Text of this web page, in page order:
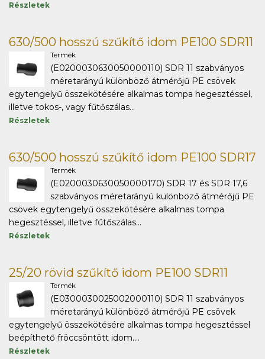
Részletek
630/500 hosszú szűkítő idom PE100 SDR11
Termék
(E0200030630050000110) SDR 11 szabványos
méretarányú különböző átmérőjű PE csövek
egytengelyű összekötésére alkalmas tompa hegesztéssel,
illetve tokos-, vagy fűtőszálas...
Részletek
630/500 hosszú szűkítő idom PE100 SDR17
Termék
(E0200030630050000170) SDR 17 és SDR 17,6
szabványos méretarányú különböző átmérőjű PE
csövek egytengelyű összekötésére alkalmas tompa
hegesztéssel, illetve fűtőszálas...
Részletek
25/20 rövid szűkítő idom PE100 SDR11
Termék
(E0300030025002000110) SDR 11 szabványos
méretarányú különböző átmérőjű PE csövek
egytengelyű összekötésére alkalmas tompa hegesztéssel
beépíthető fröccsöntött idom....
Részletek